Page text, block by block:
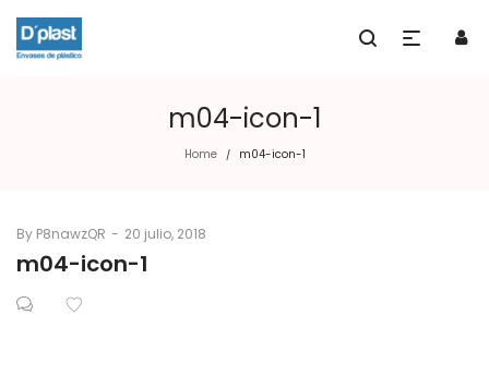
m04-icon-1
Home / m04-icon-1
By P8nawzQR
Posted
on
20 julio, 2018
m04-icon-1